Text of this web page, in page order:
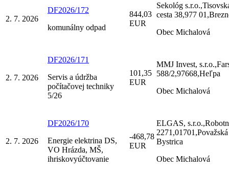
2. 7. 2026
DF2026/172
komunálny odpad
844,03
EUR
Sekológ
cesta 38,977
Obec Michalová
2. 7. 2026
DF2026/171
Servis a údržba
počítačovej techniky
5/26
101,35
EUR
MMJ Invest,
588/2,97668,Heľpa
Obec Michalová
2. 7. 2026
DF2026/170
Energie elektrina DS,
VO Hrázda, MŠ,
ihriskovyúčtovanie
-468,78
EUR
ELGAS,
2271,01701,Považská
Bystrica
Obec Michalová